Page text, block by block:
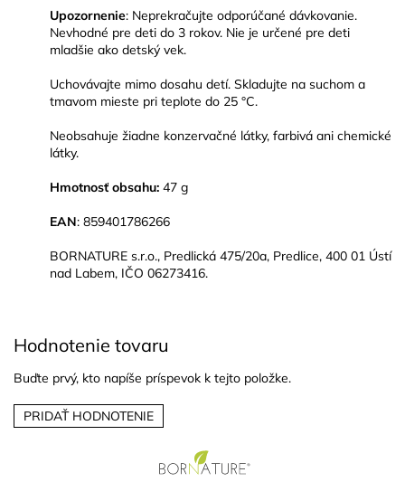
Upozornenie: Neprekračujte odporúčané dávkovanie.
Nevhodné pre deti do 3 rokov. Nie je určené pre deti
mladšie ako detský vek.
Uchovávajte mimo dosahu detí. Skladujte na suchom a
tmavom mieste pri teplote do 25 °C.
Neobsahuje žiadne konzervačné látky, farbivá ani chemické
látky.
Hmotnosť obsahu: 47 g
EAN: 859401786266
BORNATURE s.r.o., Predlická 475/20a, Predlice, 400 01 Ústí
nad Labem, IČO 06273416.
Hodnotenie tovaru
Buďte prvý, kto napíše príspevok k tejto položke.
PRIDAŤ HODNOTENIE